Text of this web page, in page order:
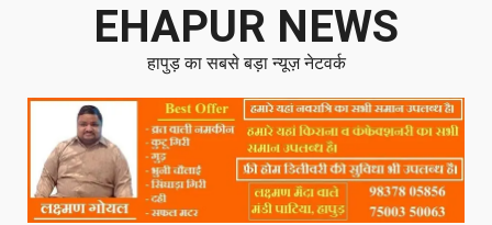
EHAPUR NEWS
हापुड़ का सबसे बड़ा न्यूज़ नेटवर्क